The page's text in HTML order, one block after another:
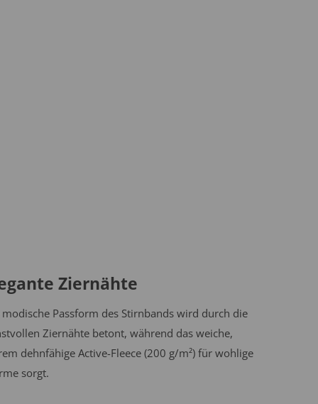
Ziernähte
modische Passform des Stirnbands wird durch die
Ziernähte betont, während das weiche,
dehnfähige Active-Fleece (200 g/m²) für wohlige
sorgt.